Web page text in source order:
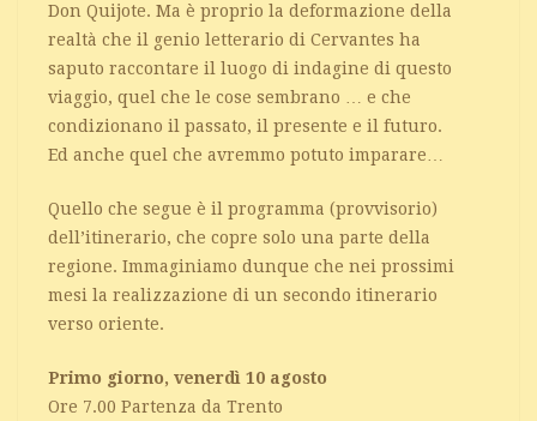
Don Quijote. Ma è proprio la deformazione della
realtà che il genio letterario di Cervantes ha
saputo raccontare il luogo di indagine di questo
viaggio, quel che le cose sembrano … e che
condizionano il passato, il presente e il futuro.
Ed anche quel che avremmo potuto imparare…
Quello che segue è il programma (provvisorio)
dell’itinerario, che copre solo una parte della
regione. Immaginiamo dunque che nei prossimi
mesi la realizzazione di un secondo itinerario
verso oriente.
Primo giorno, venerdì 10 agosto
Ore 7.00 Partenza da Trento